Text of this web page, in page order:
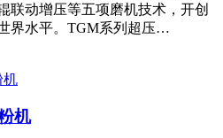
联动增压等五项磨机技术，开创
界水平。TGM系列超压…
机